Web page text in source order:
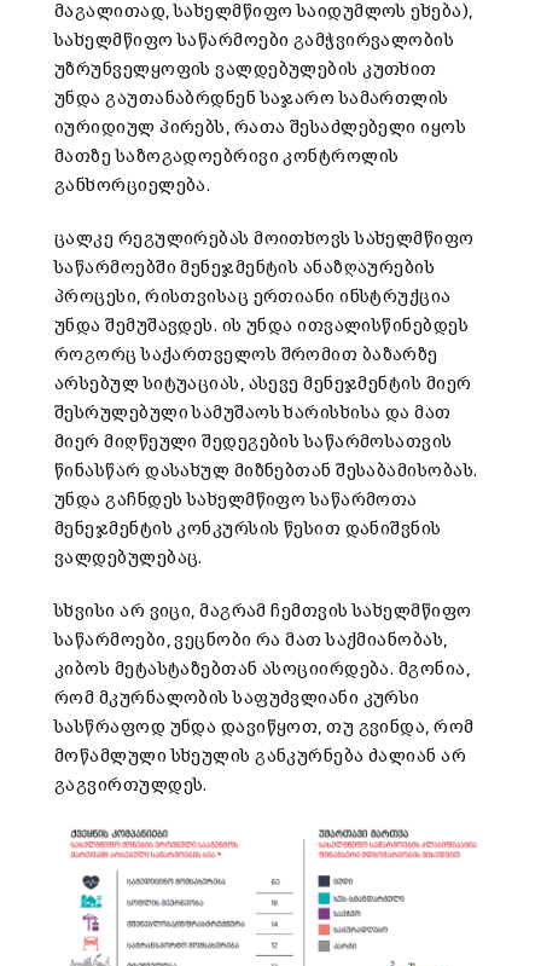
მაგალითად, სახელმწიფო საიდუმლოს ეხება),
სახელმწიფო საწარმოები გამჭვირვალობის
უზრუნველყოფის ვალდებულების კუთხით
უნდა გაუთანაბრდნენ საჯარო სამართლის
იურიდიულ პირებს, რათა შესაძლებელი იყოს
მათზე საზოგადოებრივი კონტროლის
განხორციელება.
ცალკე რეგულირებას მოითხოვს სახელმწიფო
საწარმოებში მენეჯმენტის ანაზღაურების
პროცესი, რისთვისაც ერთიანი ინსტრუქცია
უნდა შემუშავდეს. ის უნდა ითვალისწინებდეს
როგორც საქართველოს შრომით ბაზარზე
არსებულ სიტუაციას, ასევე მენეჯმენტის მიერ
შესრულებული სამუშაოს ხარისხისა და მათ
მიერ მიღწეული შედეგების საწარმოსათვის
წინასწარ დასახულ მიზნებთან შესაბამისობას.
უნდა გაჩნდეს სახელმწიფო საწარმოთა
მენეჯმენტის კონკურსის წესით დანიშვნის
ვალდებულებაც.
სხვისი არ ვიცი, მაგრამ ჩემთვის სახელმწიფო
საწარმოები, ვეცნობი რა მათ საქმიანობას,
კიბოს მეტასტაზებთან ასოციირდება. მგონია,
რომ მკურნალობის საფუძვლიანი კურსი
სასწრაფოდ უნდა დავიწყოთ, თუ გვინდა, რომ
მოწამლული სხეულის განკურნება ძალიან არ
გაგვირთულდეს.